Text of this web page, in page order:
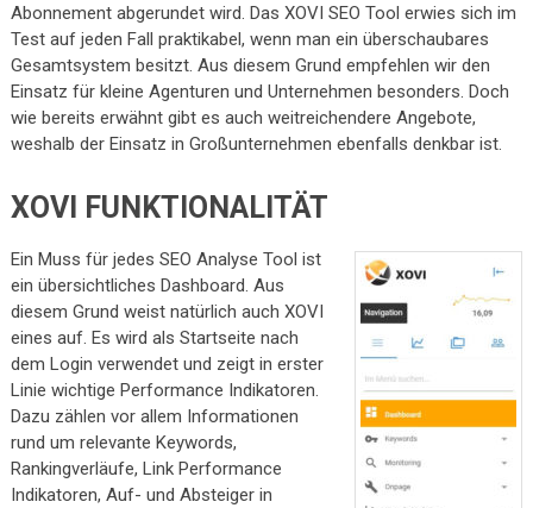
Abonnement abgerundet wird. Das XOVI SEO Tool erwies sich im
Test auf jeden Fall praktikabel, wenn man ein überschaubares
Gesamtsystem besitzt. Aus diesem Grund empfehlen wir den
Einsatz für kleine Agenturen und Unternehmen besonders. Doch
wie bereits erwähnt gibt es auch weitreichendere Angebote,
weshalb der Einsatz in Großunternehmen ebenfalls denkbar ist.
XOVI FUNKTIONALITÄT
Ein Muss für jedes SEO Analyse Tool ist
ein übersichtliches Dashboard. Aus
diesem Grund weist natürlich auch XOVI
eines auf. Es wird als Startseite nach
dem Login verwendet und zeigt in erster
Linie wichtige Performance Indikatoren.
Dazu zählen vor allem Informationen
rund um relevante Keywords,
Rankingverläufe, Link Performance
Indikatoren, Auf- und Absteiger in